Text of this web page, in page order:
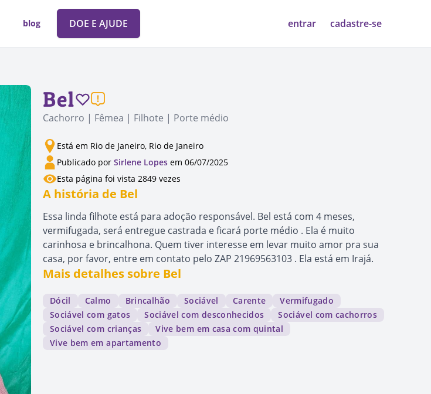
blog DOE E AJUDE entrar cadastre-se
Bel
Cachorro | Fêmea | Filhote | Porte médio
Está em Rio de Janeiro, Rio de Janeiro
Publicado por Sirlene Lopes em 06/07/2025
Esta página foi vista 2849 vezes
A história de Bel
Essa linda filhote está para adoção responsável. Bel está com 4 meses,
vermifugada, será entregue castrada e ficará porte médio . Ela é muito
carinhosa e brincalhona. Quem tiver interesse em levar muito amor pra sua
casa, por favor, entre em contato pelo ZAP 21969563103 . Ela está em Irajá.
Mais detalhes sobre Bel
Dócil Calmo Brincalhão Sociável Carente
Vermifugado
Sociável com gatos
Sociável com desconhecidos
Sociável com cachorros
Sociável com crianças
Vive bem em casa com quintal
Vive bem em apartamento